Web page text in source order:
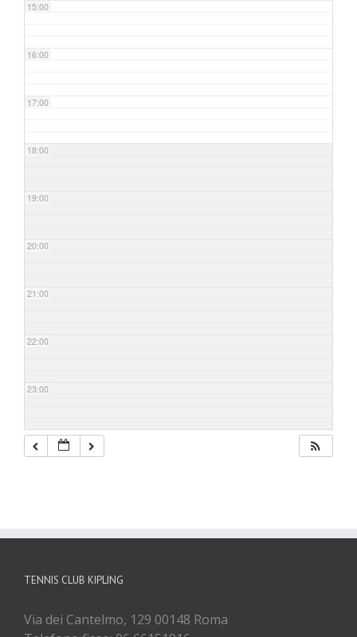
15:00
16:00
17:00
18:00
19:00
20:00
21:00
22:00
23:00
TENNIS CLUB KIPLING
Via dei Cantelmo, 129 00148 Roma